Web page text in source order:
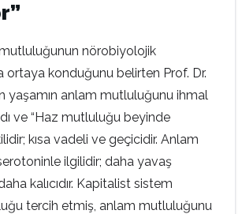
nörobiyolojik
ortaya konduğunu belirten Prof. Dr.
yaşamın anlam mutluluğunu ihmal
ve “Haz mutluluğu beyinde
kısa vadeli ve geçicidir. Anlam
ilgilidir; daha yavaş
kalıcıdır. Kapitalist sistem
tercih etmiş, anlam mutluluğunu